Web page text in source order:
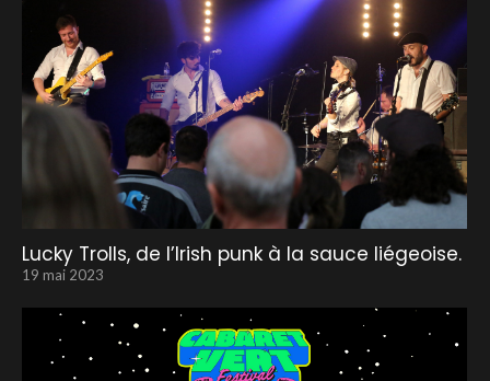
Lucky Trolls, de l’Irish punk à la sauce liégeoise.
19 mai 2023